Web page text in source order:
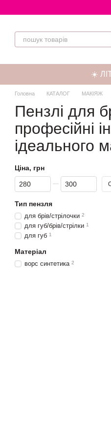
☀️
Головна КАТАЛОГ МАКІЯЖ
Пензлі для
професійні
ідеального
Ціна, грн
Від Ціна, грн
До Ціна, грн
Тип пензля
для брів/стрілочки 2
для губ/брів/стрілки 1
для губ 1
Матеріал
ворс синтетика 2